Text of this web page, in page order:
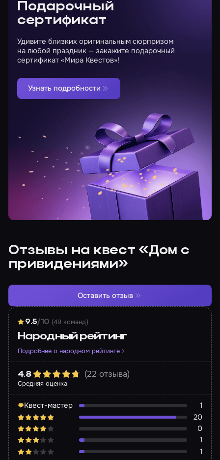
Подарочный
сертификат
Удивите близких оригинальным сюрпризом
на любой праздник — закажите подарочный
сертификат «Мира Квестов»!
Узнать подробности
Отзывы на квест «Дом с
привидениями»
9.5/10 (49 команд)
Народный рейтинг
Подробнее о народном рейтинге
Средняя оценка
4.8 (22 отзыва)
Квест-мастер
1
20
0
1
1
Оставить отзыв